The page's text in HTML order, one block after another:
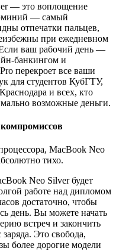
— это воплощение
— самый
отпечатки пальцев,
при ежедневном
ваш рабочий день —
банкингом и
перекроет все ваши
для студентов КубГТУ,
и всех, кто
возможные деньги.
MacBook Neo
тихо.
Neo Silver будет
работе над дипломом
достаточно, чтобы
день. Вы можете начать
встреч и закончить
Это свобода,
более дорогие модели